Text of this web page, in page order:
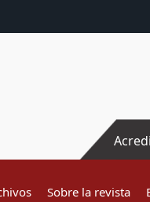
Sobre la revista